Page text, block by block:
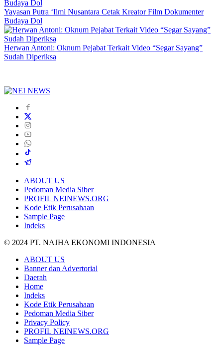
Yayasan Putra ‘Ilmi Nusantara Cetak Kreator Film Dokumenter
Budaya Dol
Herwan Antoni: Oknum Pejabat Terkait Video “Segar Sayang”
Sudah Diperiksa
ABOUT US
Pedoman Media Siber
PROFIL NEINEWS.ORG
Kode Etik Perusahaan
Sample Page
Indeks
© 2024 PT. NAJHA EKONOMI INDONESIA
ABOUT US
Banner dan Advertorial
Daerah
Home
Indeks
Kode Etik Perusahaan
Pedoman Media Siber
Privacy Policy
PROFIL NEINEWS.ORG
Sample Page